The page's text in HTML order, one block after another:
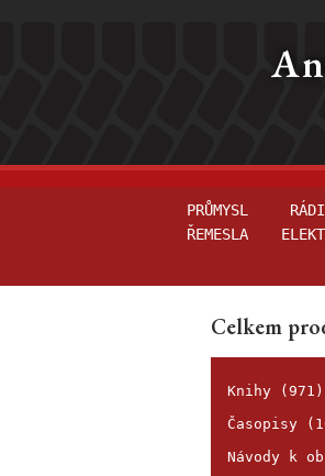
PRŮMYSL
ŘEMESLA
Celkem
Knihy (971)
Časopisy
Návody k